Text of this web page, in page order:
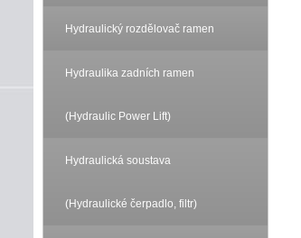
Hydraulický rozdělovač ramen
Hydraulika zadních ramen
(Hydraulic Power Lift)
Hydraulická soustava
(Hydraulické čerpadlo, filtr)